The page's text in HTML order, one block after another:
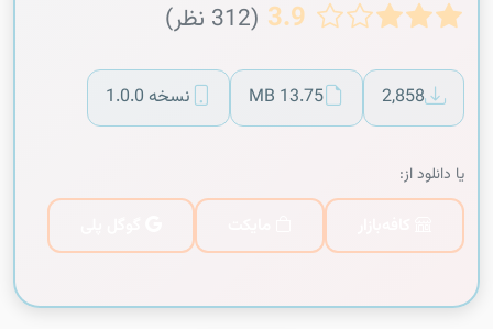
3.9 (312 نظر)
2,858
13.75 MB نسخه 1.0.0
یا دانلود از: